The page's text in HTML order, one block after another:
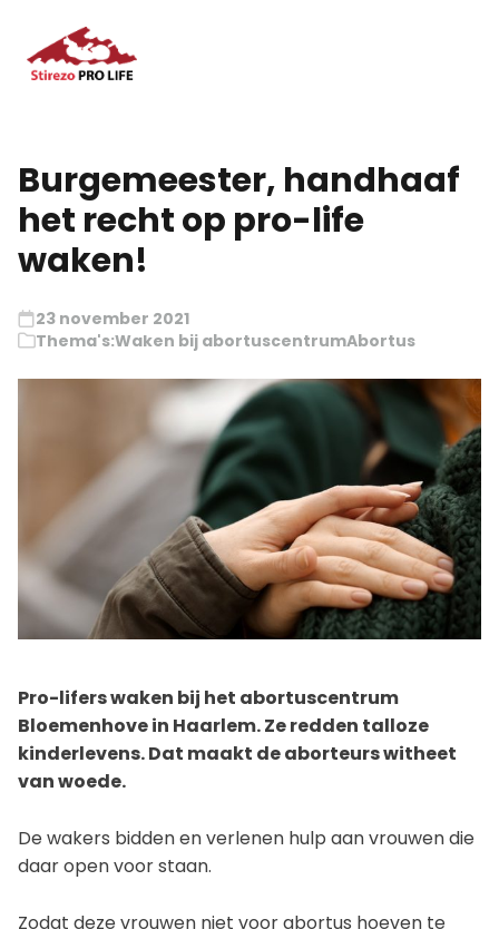
Burgemeester, handhaaf
het recht op pro-life
waken!
23 november 2021
Thema's:Waken bij abortuscentrumAbortus
Pro-lifers waken bij het abortuscentrum
Bloemenhove in Haarlem. Ze redden talloze
kinderlevens. Dat maakt de aborteurs witheet
van woede.
De wakers bidden en verlenen hulp aan vrouwen die
daar open voor staan.
Zodat deze vrouwen niet voor abortus hoeven te